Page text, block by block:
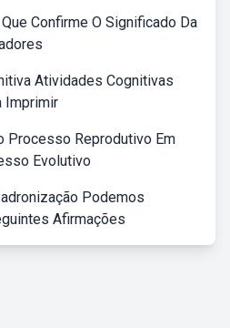
Confirme O Significado Da
Atividades Cognitivas
Imprimir
Processo Reprodutivo Em
Evolutivo
Podemos
Afirmações